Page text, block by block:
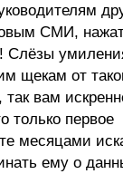
СМИ,
Слёзы
щекам от
вам
только первое
месяцами
ему о